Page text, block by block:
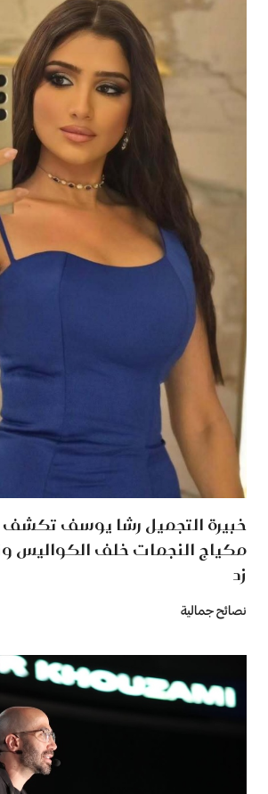
خبيرة التجميل رشا يوسف تكشف
مكياج النجمات خلف الكواليس
زد
نصائح جمالية